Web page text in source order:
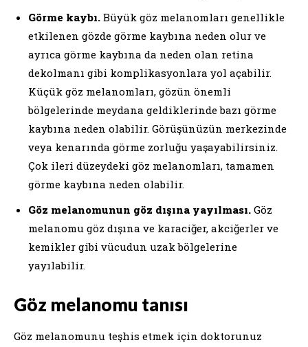
Görme kaybı. Büyük göz melanomları genellikle
etkilenen gözde görme kaybına neden olur ve
ayrıca görme kaybına da neden olan retina
dekolmanı gibi komplikasyonlara yol açabilir.
Küçük göz melanomları, gözün önemli
bölgelerinde meydana geldiklerinde bazı görme
kaybına neden olabilir. Görüşünüzün merkezinde
veya kenarında görme zorluğu yaşayabilirsiniz.
Çok ileri düzeydeki göz melanomları, tamamen
görme kaybına neden olabilir.
Göz melanomunun göz dışına yayılması. Göz
melanomu göz dışına ve karaciğer, akciğerler ve
kemikler gibi vücudun uzak bölgelerine
yayılabilir.
Göz melanomu tanısı
Göz melanomunu teşhis etmek için doktorunuz